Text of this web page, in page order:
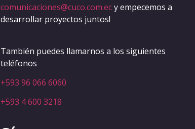
comunicaciones@cuco.com.ecy empecemos a
desarrollar proyectos juntos!
También puedes llamarnos a los siguientes
teléfonos
+593 96 066 6060
+593 4 600 3218